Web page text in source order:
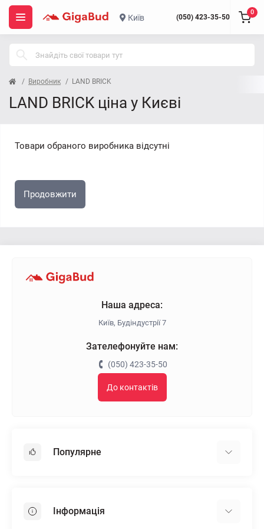
Київ (050) 423-35-50
0
Виробник LAND BRICK
LAND BRICK ціна у Києві
Товари обраного виробника відсутні
Продовжити
Наша адреса:
Київ, Будіндустрії 7
Зателефонуйте нам:
(050) 423-35-50
До контактів
Популярне
Пінопласт
Інформація